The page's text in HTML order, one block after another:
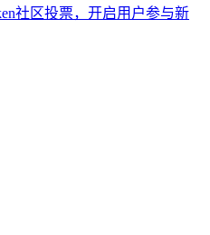
社区投票，开启用户参与新